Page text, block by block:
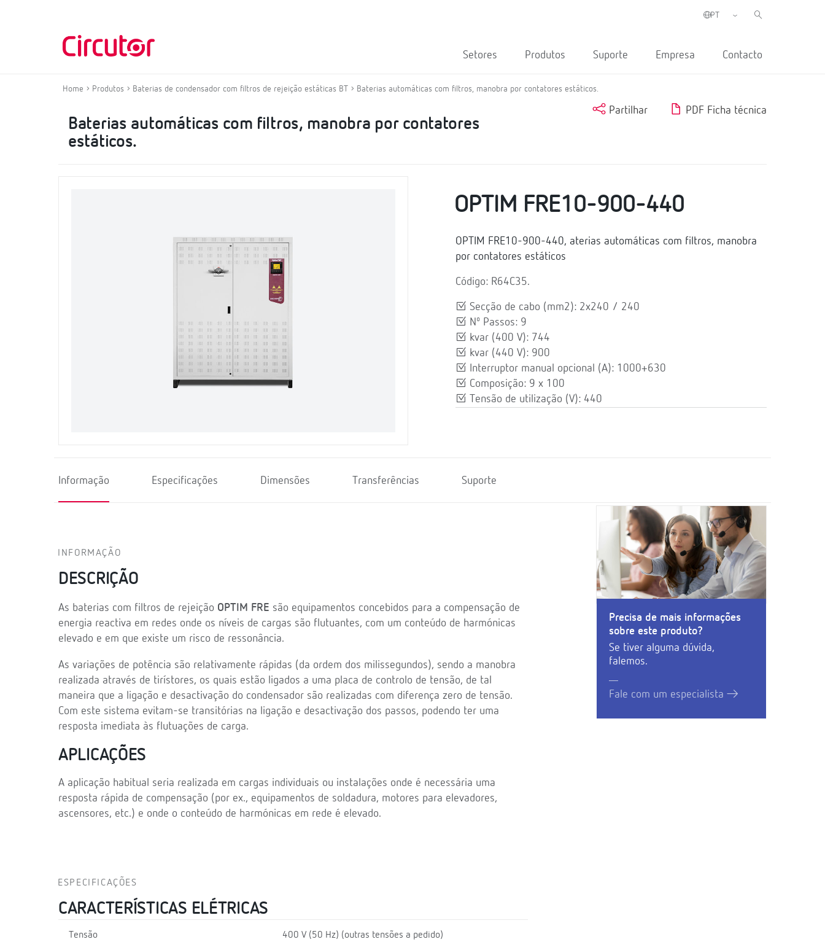
Setores Produtos Suporte Empresa Contacto
Home Produtos Baterias de condensador com filtros de rejeição estáticas BT Baterias automáticas com filtros, manobra por contatores estáticos.
Baterias automáticas com filtros, manobra por contatores
estáticos.
Partilhar PDF Ficha técnica
OPTIM FRE10-900-440
OPTIM FRE10-900-440, aterias automáticas com filtros, manobra
por contatores estáticos
Código: R64C35.
Secção de cabo (mm2): 2x240 / 240
Nº Passos: 9
kvar (400 V): 744
kvar (440 V): 900
Interruptor manual opcional (A): 1000+630
Composição: 9 x 100
Tensão de utilização (V): 440
Informação Especificações Dimensões Transferências Suporte
INFORMAÇÃO
DESCRIÇÃO
As baterias com filtros de rejeição OPTIM FRE são equipamentos concebidos para a compensação de
energia reactiva em redes onde os níveis de cargas são flutuantes, com um conteúdo de harmónicas
elevado e em que existe um risco de ressonância.
As variações de potência são relativamente rápidas (da ordem dos milissegundos), sendo a manobra
realizada através de tirístores, os quais estão ligados a uma placa de controlo de tensão, de tal
maneira que a ligação e desactivação do condensador são realizadas com diferença zero de tensão.
Com este sistema evitam-se transitórias na ligação e desactivação dos passos, podendo ter uma
resposta imediata às flutuações de carga.
APLICAÇÕES
A aplicação habitual seria realizada em cargas individuais ou instalações onde é necessária uma
resposta rápida de compensação (por ex., equipamentos de soldadura, motores para elevadores,
ascensores, etc.) e onde o conteúdo de harmónicas em rede é elevado.
Precisa de mais informações
sobre este produto?
Se tiver alguma dúvida,
falemos.
Fale com um especialista
ESPECIFICAÇÕES
CARACTERÍSTICAS ELÉTRICAS
Tensão 400 V (50 Hz) (outras tensões a pedido)